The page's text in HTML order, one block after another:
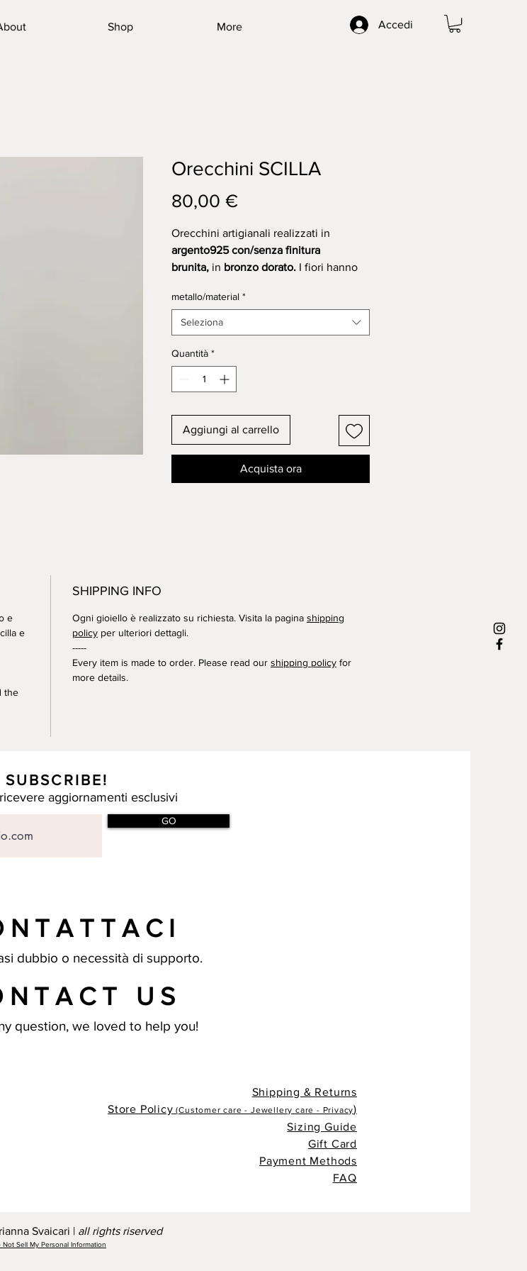
Accedi
Shop More
Orecchini SCILLA
80,00 €Prezzo
Orecchini artigianali realizzati in
argento925 con/senza finitura
brunita, in bronzo dorato. I fiori hanno
modello è disponibile anche nella
versioneoro9kt
, lo trovi nella sezione
ORECCHINI dello shop.
Artisanal earrings made in
with or without burnished finish
in gold9ct, you will find it in the
EARRINGS section of the shop.
metallo/material *
Seleziona
Quantità *
Aggiungi al carrello
Acquista ora
e
e
the
SHIPPING INFO
Ogni gioiello è realizzato su richiesta. Visita la pagina shipping
policy per ulteriori dettagli.
-----
Every item is made to order. Please read our shipping policy for
more details.
dubbio o necessità di supporto.
US
question, we loved to help you!
Shipping & Returns
Store Policy (Customer care - Jewellery care - Privacy)
Sizing Guide
Gift Card
Payment Methods
FAQ
SUBSCRIBE!
aggiornamenti esclusivi
GO
Svaicari | all rights riserved
Not Sell My Personal Information